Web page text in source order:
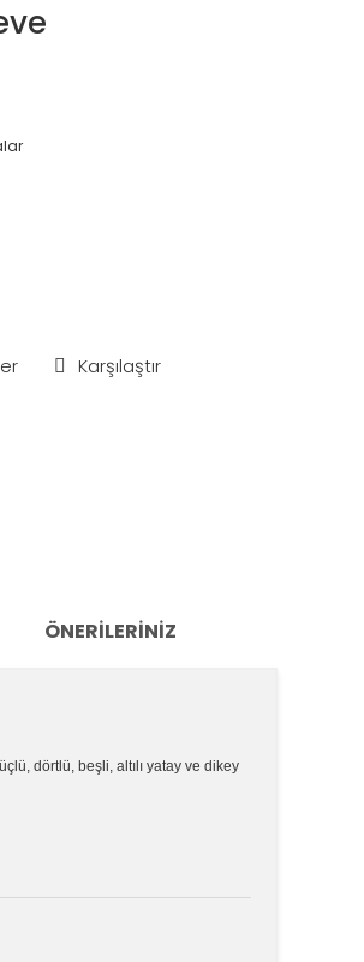
Karşılaştır
ÖNERILERINIZ
dörtlü, beşli, altılı yatay ve dikey